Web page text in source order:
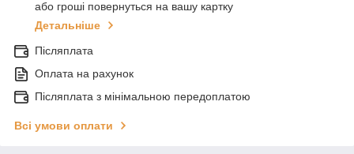
або гроші повернуться на вашу картку
Детальніше
Післяплата
Оплата на рахунок
Післяплата з мінімальною передоплатою
Всі умови оплати